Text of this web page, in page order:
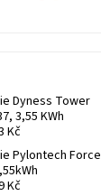
Dyness Tower
3,55 KWh
Kč
Pylontech Force
Kč